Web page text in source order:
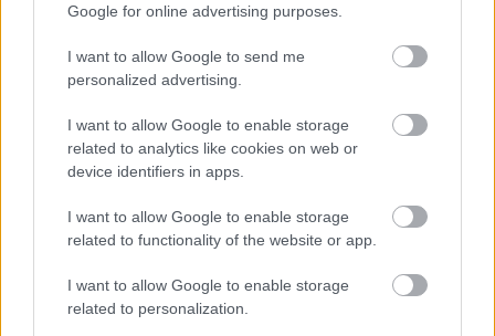
Google for online advertising purposes.
I want to allow Google to send me
personalized advertising.
I want to allow Google to enable storage
related to analytics like cookies on web or
device identifiers in apps.
I want to allow Google to enable storage
related to functionality of the website or app.
I want to allow Google to enable storage
related to personalization.
View this post on Instagram
Φρέσκια άφιξη, σε ένα όμορφο γωνιακό
νεοκλασικό, το Misfit δηλώνει «απροσάρμοστο»
με βάση το όνομά του, και ανοίγει από νωρίς το
πρωί τον ψηλοτάβανο και άνετο εσωτερικό του
χώρο για να σερβίρει εξαιρετικό brunch